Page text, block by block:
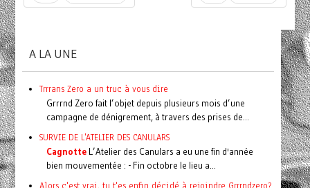
A LA UNE
Trrrans Zero a un truc à vous dire
Grrrnd Zero fait l’objet depuis plusieurs mois d’une
campagne de dénigrement, à travers des prises de...
SURVIE DE L'ATELIER DES CANULARS
CagnotteL’Atelier des Canulars a eu une fin d'année
bien mouvementée : - Fin octobre le lieu a...
Alors c'est vrai, tu t'es enfin décidé à rejoindre Grrrndzero?